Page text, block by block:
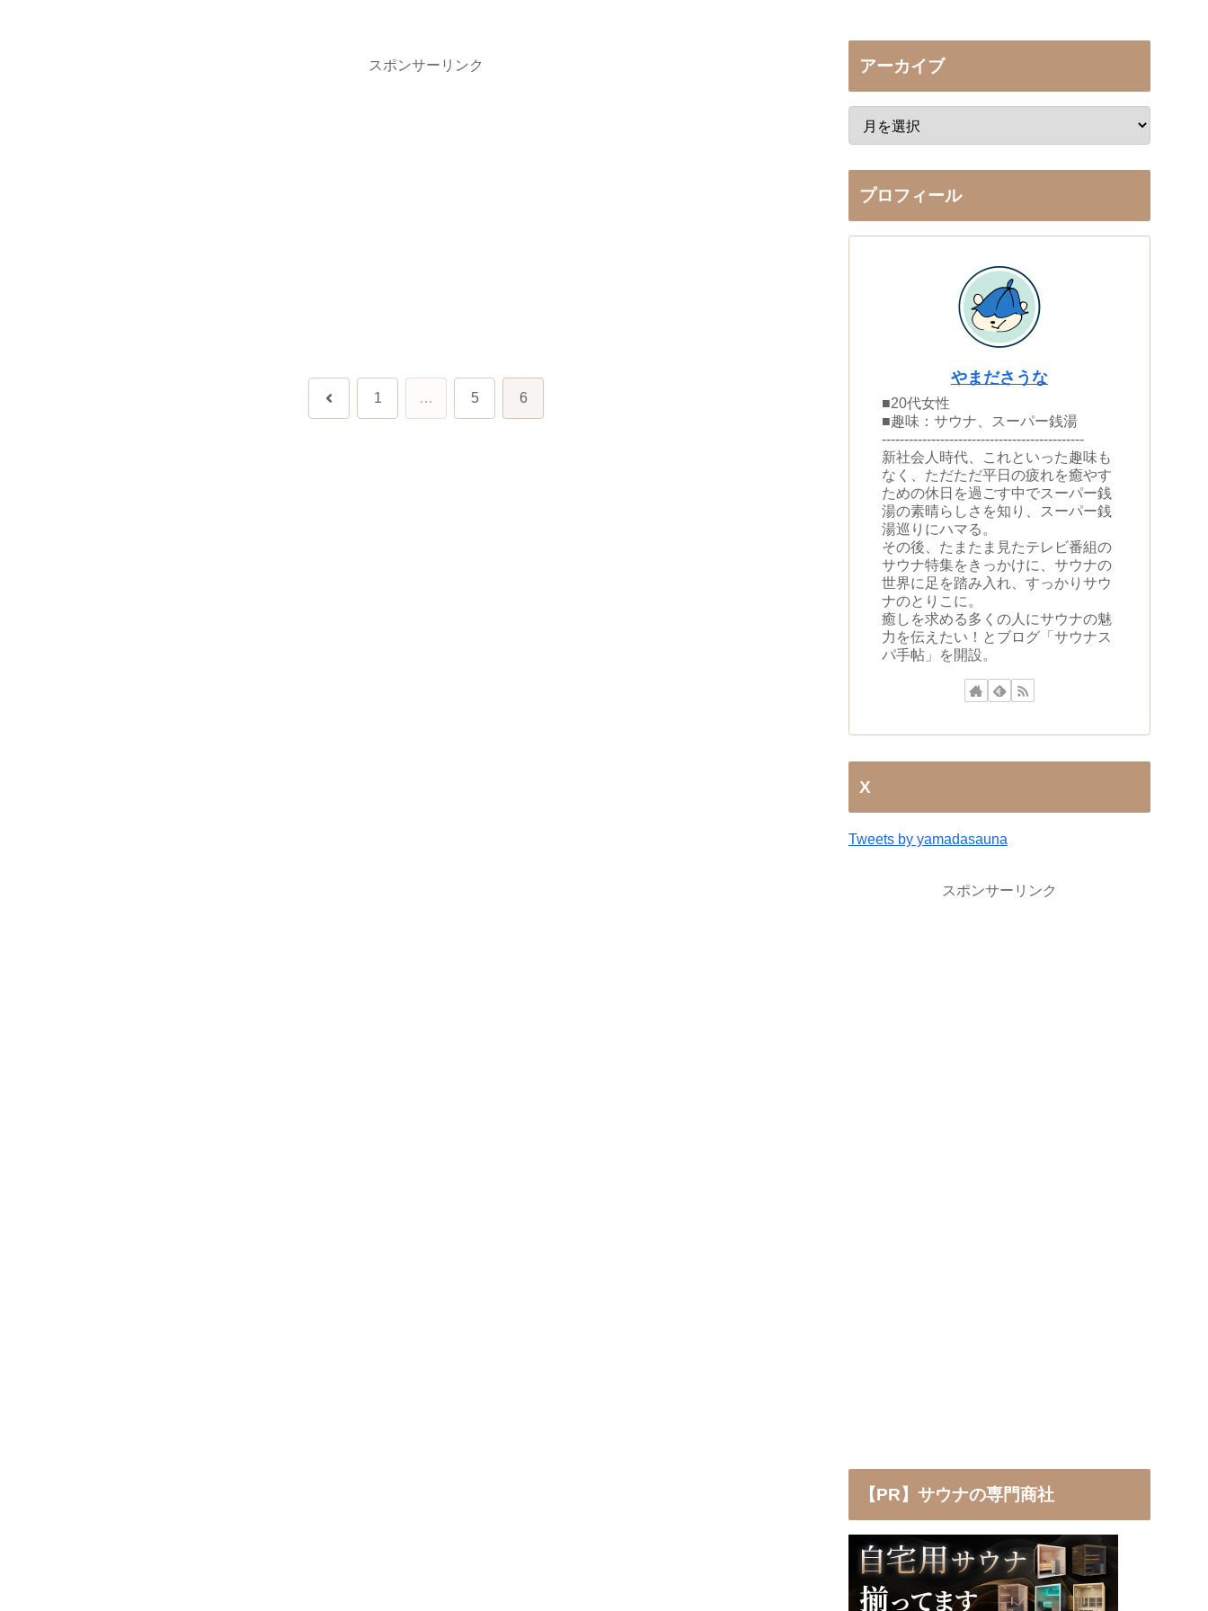
スポンサーリンク
前 1 … 5 6
アーカイブ
プロフィール
やまださうな
■20代女性
■趣味：サウナ、スーパー銭湯
---------------------------------------------
新社会人時代、これといった趣味も
なく、ただただ平日の疲れを癒やす
ための休日を過ごす中でスーパー銭
湯の素晴らしさを知り、スーパー銭
湯巡りにハマる。
その後、たまたま見たテレビ番組の
サウナ特集をきっかけに、サウナの
世界に足を踏み入れ、すっかりサウ
ナのとりこに。
癒しを求める多くの人にサウナの魅
力を伝えたい！とブログ「サウナス
パ手帖」を開設。
X
Tweets by yamadasauna
スポンサーリンク
【PR】サウナの専門商社